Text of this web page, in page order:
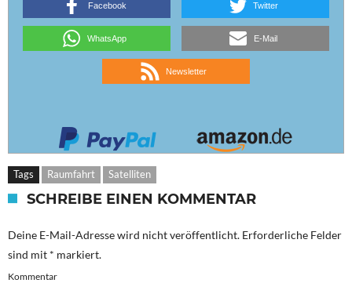
Facebook Twitter
WhatsApp E-Mail
Newsletter
Tags Raumfahrt Satelliten
SCHREIBE EINEN KOMMENTAR
Deine E-Mail-Adresse wird nicht veröffentlicht. Erforderliche Felder
sind mit * markiert.
Kommentar